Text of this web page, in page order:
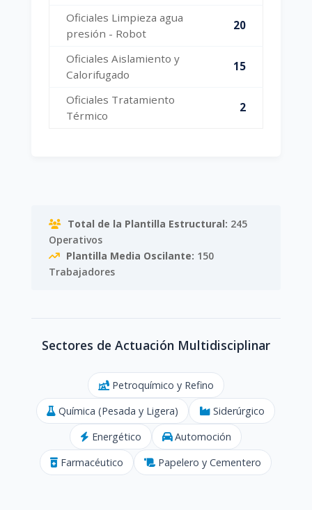
Oficiales Limpieza agua
presión - Robot
20
Oficiales Aislamiento y
Calorifugado
15
Oficiales Tratamiento
Térmico
2
Total de la Plantilla Estructural: 245
Operativos
Plantilla Media Oscilante: 150
Trabajadores
Sectores de Actuación Multidisciplinar
Petroquímico y Refino
Química (Pesada y Ligera)
Siderúrgico
Energético
Automoción
Farmacéutico
Papelero y Cementero